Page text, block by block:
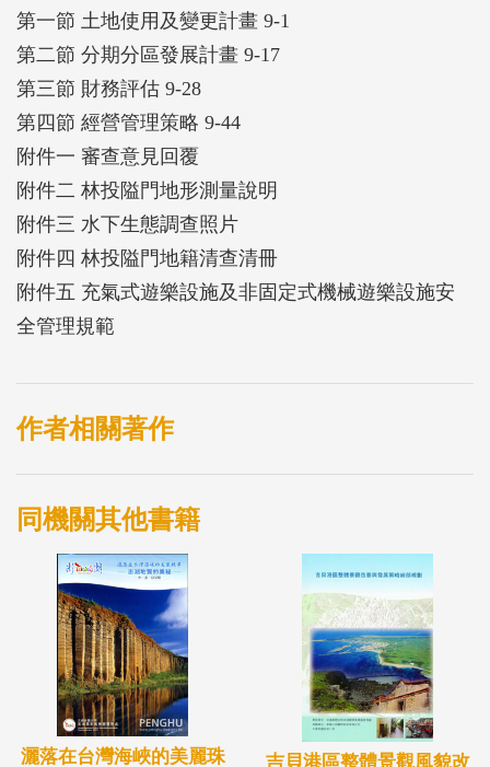
第一節 土地使用及變更計畫 9-1
第二節 分期分區發展計畫 9-17
第三節 財務評估 9-28
第四節 經營管理策略 9-44
附件一 審查意見回覆
附件二 林投隘門地形測量說明
附件三 水下生態調查照片
附件四 林投隘門地籍清查清冊
附件五 充氣式遊樂設施及非固定式機械遊樂設施安
全管理規範
作者相關著作
同機關其他書籍
灑落在台灣海峽的美麗珠
吉貝港區整體景觀風貌改